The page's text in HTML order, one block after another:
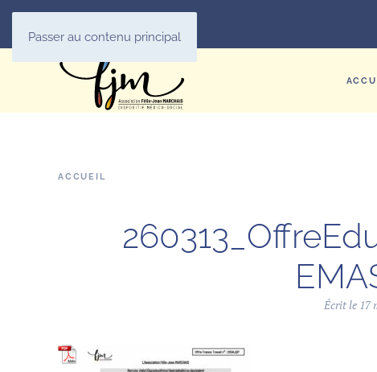
Passer au contenu principal
ACCUEIL
Écrit le 17